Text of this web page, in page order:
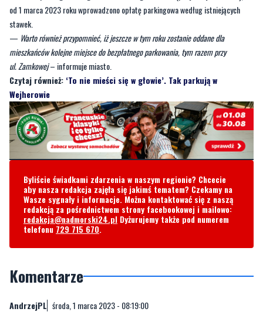
od 1 marca 2023 roku wprowadzono opłatę parkingowa według istniejących
stawek.
— Warto również przypomnieć, iż jeszcze w tym roku zostanie oddane dla
mieszkańców kolejne miejsce do bezpłatnego parkowania, tym razem przy
ul. Zamkowej– informuje miasto.
Czytaj również: ‘To nie mieści się w głowie’. Tak parkują w
Wejherowie
Byliście świadkami zdarzenia w naszym regionie? Chcecie
aby nasza redakcja zajęła się jakimś tematem? Czekamy na
Wasze sygnały i informacje. Można kontaktować się z naszą
redakcją za pośrednictwem strony facebookowej i mailowo:
redakcja@nadmorski24.pl Dyżurujemy także pod numerem
telefonu 729 715 670.
Komentarze
AndrzejPL środa, 1 marca 2023 - 08:19:00